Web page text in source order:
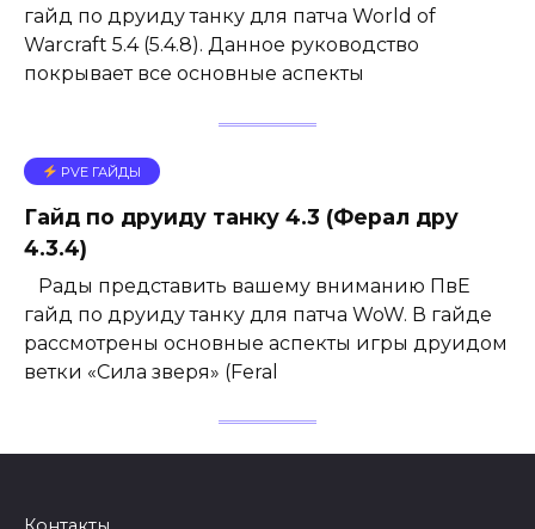
гайд по друиду танку для патча World of
Warcraft 5.4 (5.4.8). Данное руководство
покрывает все основные аспекты
PVE ГАЙДЫ
Гайд по друиду танку 4.3 (Ферал дру
4.3.4)
Рады представить вашему вниманию ПвЕ
гайд по друиду танку для патча WoW. В гайде
рассмотрены основные аспекты игры друидом
ветки «Сила зверя» (Feral